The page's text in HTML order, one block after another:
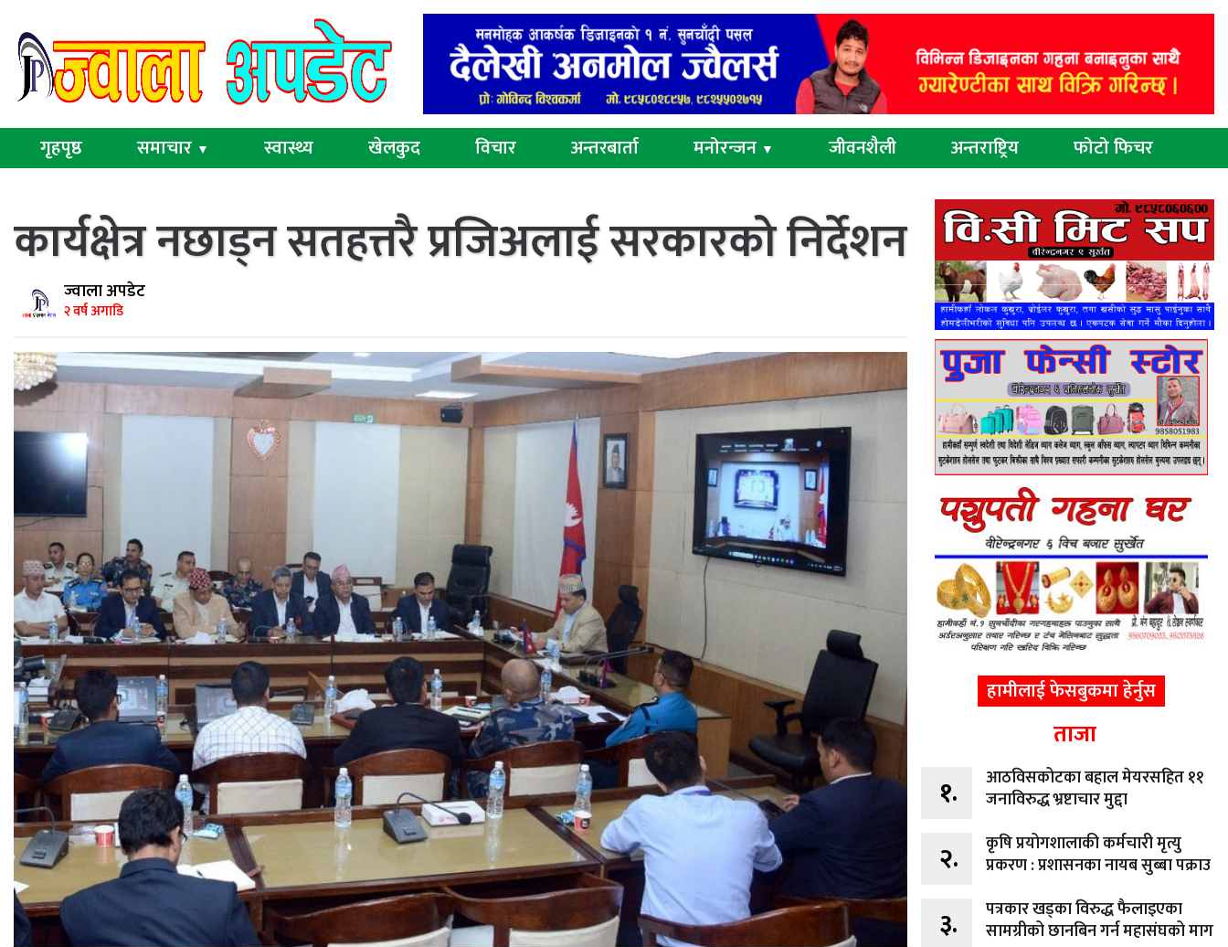
गृहपृष्ठ समाचार ▼ स्वास्थ्य खेलकुद विचार अन्तरबार्ता मनोरन्जन ▼ जीवनशैली अन्तराष्ट्रिय फोटो फिचर
कार्यक्षेत्र नछाड्न सतहत्तरै प्रजिअलाई सरकारको निर्देशन
ज्वाला अपडेट
२ वर्ष अगाडि
हामीलाई फेसबुकमा हेर्नुस
ताजा
१.
आठविसकोटका बहाल मेयरसहित ११
जनाविरुद्ध भ्रष्टाचार मुद्दा
२.
कृषि प्रयोगशालाकी कर्मचारी मृत्यु
प्रकरण : प्रशासनका नायब सुब्बा पक्राउ
३.
पत्रकार खड्का विरुद्ध फैलाइएका
सामग्रीको छानबिन गर्न महासंघको माग